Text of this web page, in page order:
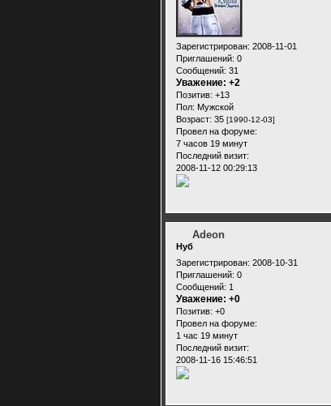
Зарегистрирован: 2008-11-01
Приглашений: 0
Сообщений: 31
Уважение: +2
Позитив: +13
Пол: Мужской
Возраст: 35 [1990-12-03]
Провел на форуме:
7 часов 19 минут
Последний визит:
2008-11-12 00:29:13
Adeon
Нуб
Зарегистрирован: 2008-10-31
Приглашений: 0
Сообщений: 1
Уважение: +0
Позитив: +0
Провел на форуме:
1 час 19 минут
Последний визит:
2008-11-16 15:46:51